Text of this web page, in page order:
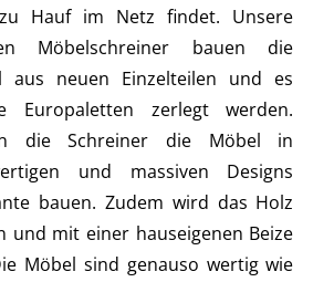
Hauf im Netz findet. Unsere
Möbelschreiner bauen die
aus neuen Einzelteilen und es
Europaletten zerlegt werden.
die Schreiner die Möbel in
und massiven Designs
bauen. Zudem wird das Holz
und mit einer hauseigenen Beize
Möbel sind genauso wertig wie